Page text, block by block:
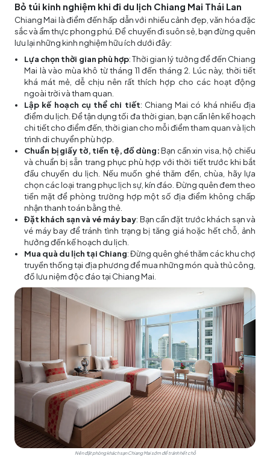
Bỏ túi kinh nghiệm khi đi du lịch Chiang Mai Thái Lan
Chiang Mai là điểm đến hấp dẫn với nhiều cảnh đẹp, văn hóa đặc
sắc và ẩm thực phong phú. Để chuyến đi suôn sẻ, bạn đừng quên
lưu lại những kinh nghiệm hữu ích dưới đây:
Lựa chọn thời gian phù hợp: Thời gian lý tưởng để đến Chiang
Mai là vào mùa khô từ tháng 11 đến tháng 2. Lúc này, thời tiết
khá mát mẻ, dễ chịu nên rất thích hợp cho các hoạt động
ngoài trời và tham quan.
Lập kế hoạch cụ thể chi tiết: Chiang Mai có khá nhiều địa
điểm du lịch. Để tận dụng tối đa thời gian, bạn cần lên kế hoạch
chi tiết cho điểm đến, thời gian cho mỗi điểm tham quan và lịch
trình di chuyển phù hợp.
Chuẩn bị giấy tờ, tiền tệ, đồ dùng:Bạn cần xin visa, hộ chiếu
và chuẩn bị sẵn trang phục phù hợp với thời tiết trước khi bắt
đầu chuyến du lịch. Nếu muốn ghé thăm đền, chùa, hãy lựa
chọn các loại trang phục lịch sự, kín đáo. Đừng quên đem theo
tiền mặt để phòng trường hợp một số địa điểm không chấp
nhận thanh toán bằng thẻ.
Đặt khách sạn và vé máy bay: Bạn cần đặt trước khách sạn và
vé máy bay để tránh tình trạng bị tăng giá hoặc hết chỗ, ảnh
hưởng đến kế hoạch du lịch.
Mua quà du lịch tại Chiang: Đừng quên ghé thăm các khu chợ
truyền thống tại địa phương để mua những món quà thủ công,
đồ lưu niệm độc đáo tại Chiang Mai.
Nên đặt phòng khách sạn Chiang Mai sớm để tránh hết chỗ